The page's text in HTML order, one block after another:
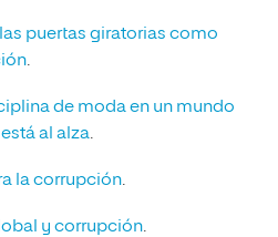
puertas giratorias como
.
de moda en un mundo
al alza.
la corrupción.
y corrupción.